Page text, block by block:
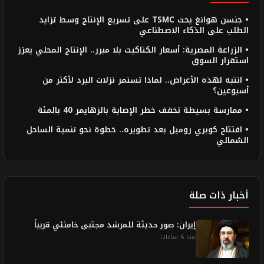
• جنسن هوانغ يحث TSMC على تسريع الإنتاج وسط تزايد
الطلب على الذكاء الاصطناعي
• الزراعة المصرية: أسعار الكتاكيت بلا مبرر.. الإنتاج المحلي يعزز
استقرار السوق
• انتبه لهذه الأعراض.. لماذا تستمر نزلات البرد لأكثر من
أسبوعين؟
• ممارسة بسيطة تخفف خطر الإصابة بالزهايمر 40 بالمئة
• افتتاح كوبري روميل بعد تطويره.. خطوة نحو تنمية الساحل
الشمالي
أخبار ذات صلة
إيران: صور حديثة للمرشد مجتبى خامنئي قريباً
منذ 6 ساعات